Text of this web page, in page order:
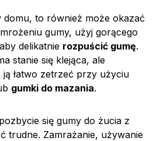
domu, to również może okazać
gumy, użyj gorącego
delikatnie rozpuścić gumę.
stanie się klejąca, ale
łatwo zetrzeć przy użyciu
gumki do mazania.
się gumy do żucia z
trudne. Zamrażanie, używanie